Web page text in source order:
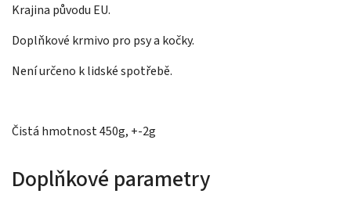
Krajina původu EU.
Doplňkové krmivo pro psy a kočky.
Není určeno k lidské spotřebě.
Čistá hmotnost 450g, +-2g
Doplňkové parametry